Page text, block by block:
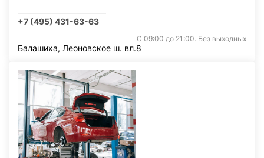
+7 (495) 431-63-63
С 09:00 до 21:00. Без выходных
Балашиха, Леоновское ш. вл.8